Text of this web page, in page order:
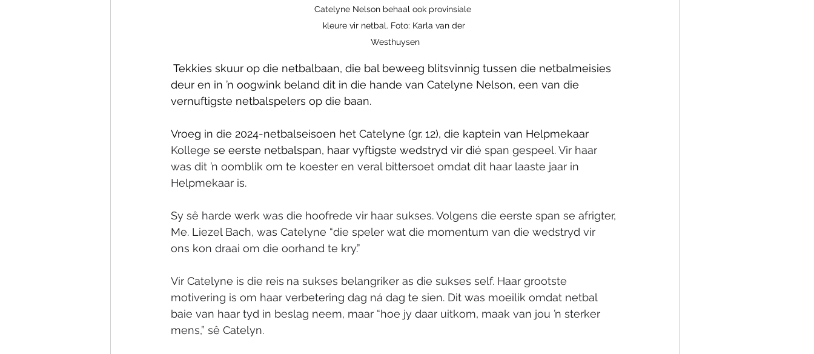
Catelyne Nelson behaal ook provinsiale
kleure vir netbal. Foto: Karla van der
Westhuysen
Tekkies skuur op die netbalbaan, die bal beweeg blitsvinnig tussen die netbalmeisies
deur en in ’n oogwink beland dit in die hande van Catelyne Nelson, een van die
vernuftigste netbalspelers op die baan.
Vroeg in die 2024-netbalseisoen het Catelyne (gr. 12), die kaptein van Helpmekaar
Kollege se eerste netbalspan, haar vyftigste wedstryd vir dié span gespeel. Vir haar
was dit ’n oomblik om te koester en veral bittersoet omdat dit haar laaste jaar in
Helpmekaar is.
Sy sê harde werk was die hoofrede vir haar sukses. Volgens die eerste span se afrigter,
Me. Liezel Bach, was Catelyne “die speler wat die momentum van die wedstryd vir
ons kon draai om die oorhand te kry.”
Vir Catelyne is die reis na sukses belangriker as die sukses self. Haar grootste
motivering is om haar verbetering dag ná dag te sien. Dit was moeilik omdat netbal
baie van haar tyd in beslag neem, maar “hoe jy daar uitkom, maak van jou ’n sterker
mens,” sê Catelyn.